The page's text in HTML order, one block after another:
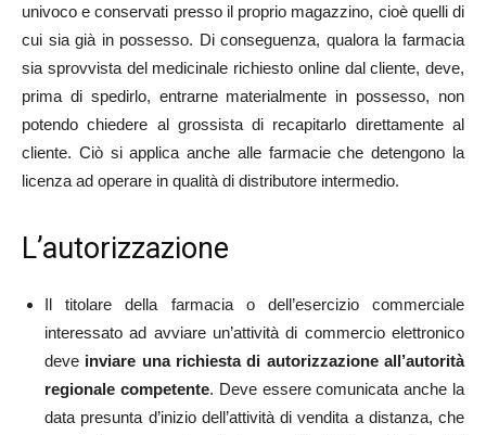
univoco e conservati presso il proprio magazzino, cioè quelli di
cui sia già in possesso. Di conseguenza, qualora la farmacia
sia sprovvista del medicinale richiesto online dal cliente, deve,
prima di spedirlo, entrarne materialmente in possesso, non
potendo chiedere al grossista di recapitarlo direttamente al
cliente. Ciò si applica anche alle farmacie che detengono la
licenza ad operare in qualità di distributore intermedio.
L’autorizzazione
Il titolare della farmacia o dell’esercizio commerciale
interessato ad avviare un’attività di commercio elettronico
deve inviare una richiesta di autorizzazione all’autorità
regionale competente. Deve essere comunicata anche la
data presunta d’inizio dell’attività di vendita a distanza, che